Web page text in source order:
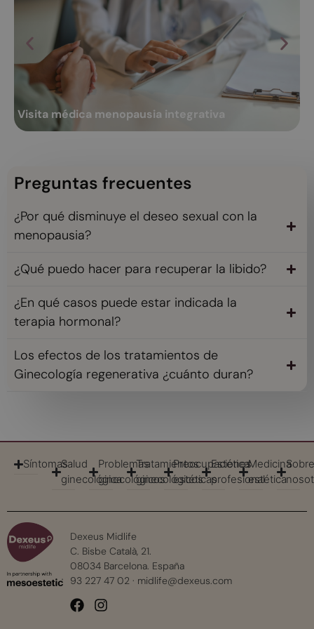
Visita médica menopausia integrativa
Visita médica menopausia integrativa
Se trata de una visita que realiza un ginecólogo especialista en
Ginecológica regenerativa y funcional de la mujer...
Ver más
Preguntas frecuentes
¿Por qué disminuye el deseo sexual con la
menopausia?
¿Qué puedo hacer para recuperar la libido?
¿En qué casos puede estar indicada la
terapia hormonal?
Los efectos de los tratamientos de
Ginecología regenerativa ¿cuánto duran?
SíntomasSalud
ginecológica
Problemas
ginecológicos
Tratamientos
ginecológicos
Preocupaciones
estéticas
Estética
profesional
Medicina
estética
Sobre
Dexeus Midlife
C. Bisbe Català, 21.
08034 Barcelona. España
93 227 47 02 · midlife@dexeus.com